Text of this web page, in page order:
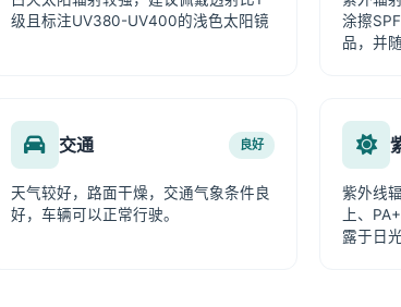
级且标注UV380-UV400的浅色太阳镜
涂擦
品，并
交通 良好
天气较好，路面干燥，交通气象条件良
好，车辆可以正常行驶。
紫外线
上、
露于日